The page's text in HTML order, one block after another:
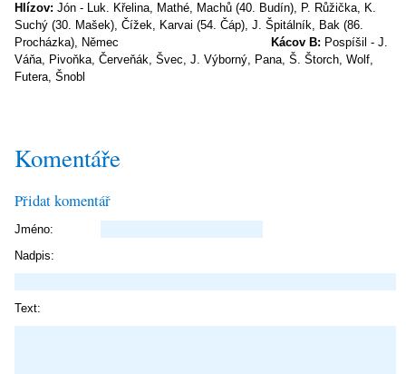
Hlízov: Jón - Luk. Křelina, Mathé, Machů (40. Budín), P. Růžička, K.
Suchý (30. Mašek), Čížek, Karvai (54. Čáp), J. Špitálník, Bak (86.
Procházka), Němec
Kácov B: Pospíšil - J.
Váňa, Pivoňka, Červeňák, Švec, J. Výborný, Pana, Š. Štorch, Wolf,
Futera, Šnobl
Komentáře
Přidat komentář
Jméno:
Nadpis:
Text: